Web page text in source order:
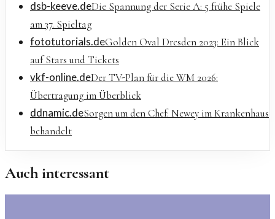
dsb-keeve.deDie Spannung der Serie A: 5 frühe Spiele
am 37. Spieltag
fototutorials.deGolden Oval Dresden 2023: Ein Blick
auf Stars und Tickets
vkf-online.deDer TV-Plan für die WM 2026:
Übertragung im Überblick
ddnamic.deSorgen um den Chef: Newey im Krankenhaus
behandelt
Auch interessant